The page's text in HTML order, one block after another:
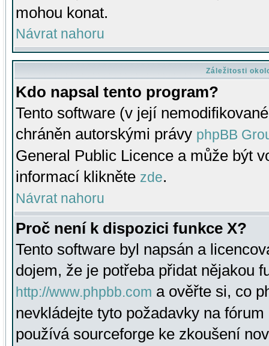
mohou konat.
Návrat nahoru
Záležitosti
Kdo napsal tento program?
Tento software (v její
chráněn autorskými právy phpBB
General Public Licence a může být
informací klikněte zde.
Návrat nahoru
Proč není k dispozici funkce X?
Tento software byl napsán a
dojem, že je potřeba přidat nějakou
http://www.phpbb.com a ověřte si, co
nevkládejte tyto požadavky na
používá sourceforge ke zkoušení